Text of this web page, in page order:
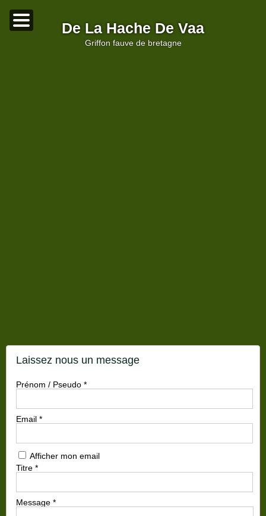
De La Hache De Vaa
griffon fauve de bretagne
Laissez nous un message
Prénom / Pseudo *
Email *
Afficher mon email
Titre *
Message *